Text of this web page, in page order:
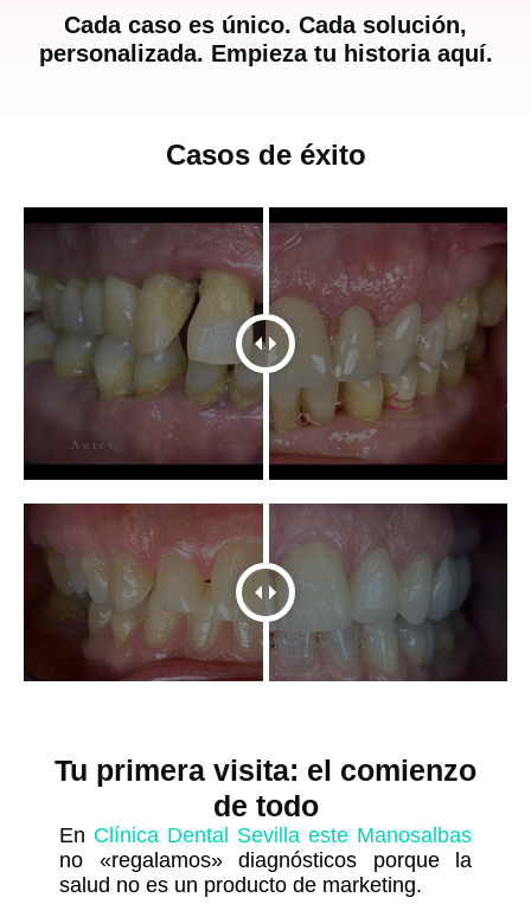
Cada caso es único. Cada solución,
personalizada. Empieza tu historia aquí.
Casos de éxito
Tu primera visita: el comienzo
de todo
En Clínica Dental Sevilla este Manosalbas
no «regalamos» diagnósticos porque la
salud no es un producto de marketing.